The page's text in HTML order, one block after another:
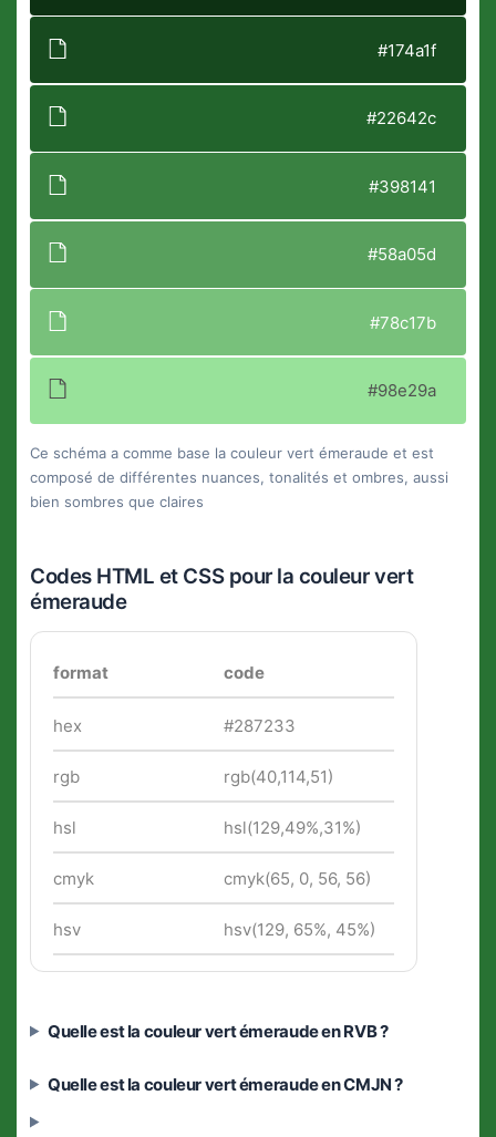
#174a1f
#22642c
#398141
#58a05d
#78c17b
#98e29a
Ce schéma a comme base la couleur vert émeraude et est
composé de différentes nuances, tonalités et ombres, aussi
bien sombres que claires
Codes HTML et CSS pour la couleur vert
émeraude
format code
hex #287233
rgb rgb(40,114,51)
hsl hsl(129,49%,31%)
cmyk cmyk(65, 0, 56, 56)
hsv hsv(129, 65%, 45%)
Quelle est la couleur vert émeraude en RVB ?
Quelle est la couleur vert émeraude en CMJN ?